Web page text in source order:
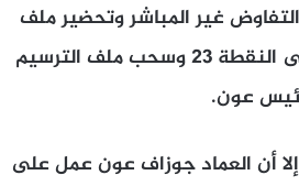
غير المباشر وتحضير ملف
الترسيم، يصرّ على نقطة 29 بحراً، إلا أن القصر الجمهوري أصرّ على النقطة 23 وسحب ملف الترسيم
عون.
إلا أن العماد جوزاف عون عمل على